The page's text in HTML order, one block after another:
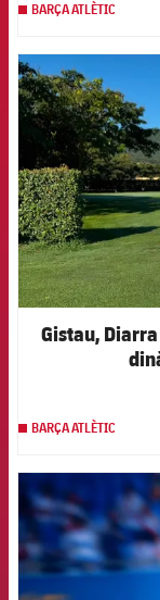
BARÇA ATLÈTIC
Gistau,
BARÇA ATLÈTIC